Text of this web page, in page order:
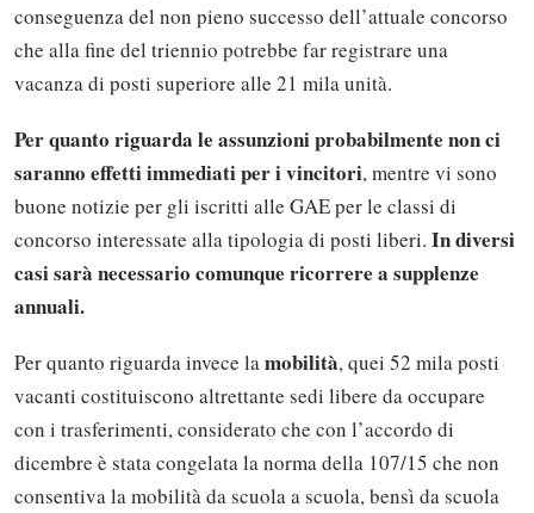
conseguenza del non pieno successo dell’attuale concorso
che alla fine del triennio potrebbe far registrare una
vacanza di posti superiore alle 21 mila unità.
Per quanto riguarda le assunzioni probabilmente non ci
saranno effetti immediati per i vincitori, mentre vi sono
buone notizie per gli iscritti alle GAE per le classi di
concorso interessate alla tipologia di posti liberi. In diversi
casi sarà necessario comunque ricorrere a supplenze
annuali.
Per quanto riguarda invece lamobilità, quei 52 mila posti
vacanti costituiscono altrettante sedi libere da occupare
con i trasferimenti, considerato che con l’accordo di
dicembre è stata congelata la norma della 107/15 che non
consentiva la mobilità da scuola a scuola, bensì da scuola